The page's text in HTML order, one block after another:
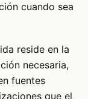
cuando sea
reside en la
necesaria,
fuentes
que el